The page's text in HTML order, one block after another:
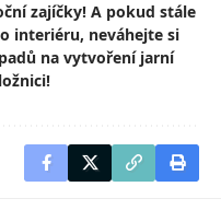
zajíčky! A pokud stále
interiéru, neváhejte si
na vytvoření jarní